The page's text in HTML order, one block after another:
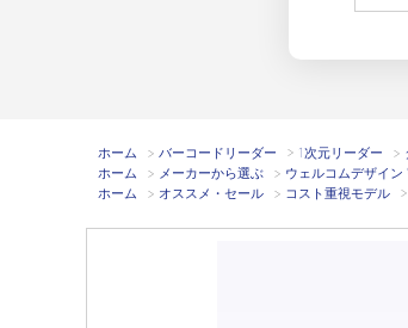
ホーム > バーコードリーダー > 1次元リーダー >
ホーム
> メーカーから選ぶ > ウェルコムデザイン
ホーム
> オススメ・セール > コスト重視モデル >